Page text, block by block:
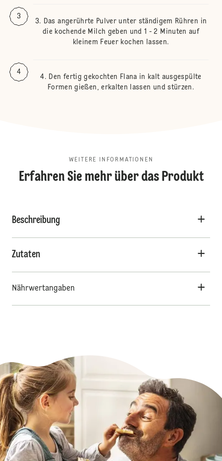
Das angerührte Pulver unter ständigem Rühren in
die kochende Milch geben und 1 - 2 Minuten auf
kleinem Feuer kochen lassen.
Den fertig gekochten Flana in kalt ausgespülte
Formen gießen, erkalten lassen und stürzen.
WEITERE INFORMATIONEN
Erfahren Sie mehr über das Produkt
Beschreibung
Zutaten
Nährwertangaben